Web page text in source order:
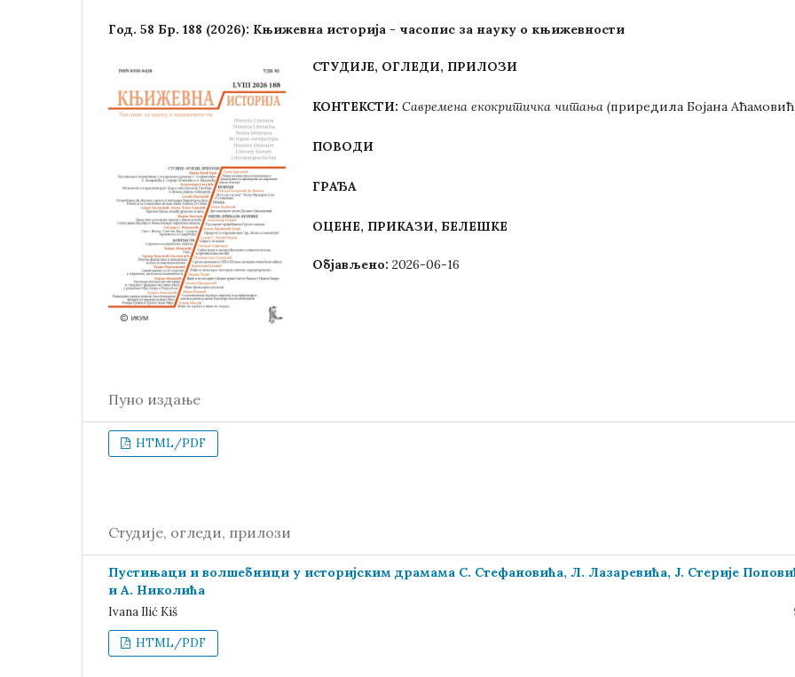
Год. 58 Бр. 188 (2026): Књижевна историја - часопис за науку о књижевности
СТУДИЈЕ, ОГЛЕДИ, ПРИЛОЗИ
КОНТЕКСТИ: Савремена екокритичка читања (приредила Бојана
ПОВОДИ
ГРАЂА
ОЦЕНЕ, ПРИКАЗИ, БЕЛЕШКЕ
Објављено: 2026-06-16
Пуно издање
HTML/PDF
Студије, огледи, прилози
Пустињаци и волшебници у историјским драмама С. Стефановића, Л. Лазаревића, Ј. Стерије
и А. Николића
Ivana Ilić Kiš
HTML/PDF